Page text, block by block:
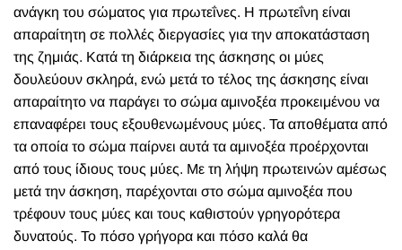
ανάγκη του σώματος για πρωτεΐνες. Η πρωτεΐνη είναι
απαραίτητη σε πολλές διεργασίες για την αποκατάσταση
της ζημιάς. Κατά τη διάρκεια της άσκησης οι μύες
δουλεύουν σκληρά, ενώ μετά το τέλος της άσκησης είναι
απαραίτητο να παράγει το σώμα αμινοξέα προκειμένου να
επαναφέρει τους εξουθενωμένους μύες. Τα αποθέματα από
τα οποία το σώμα παίρνει αυτά τα αμινοξέα προέρχονται
από τους ίδιους τους μύες. Με τη λήψη πρωτεινών αμέσως
μετά την άσκηση, παρέχονται στο σώμα αμινοξέα που
τρέφουν τους μύες και τους καθιστούν γρηγορότερα
δυνατούς. Το πόσο γρήγορα και πόσο καλά θα